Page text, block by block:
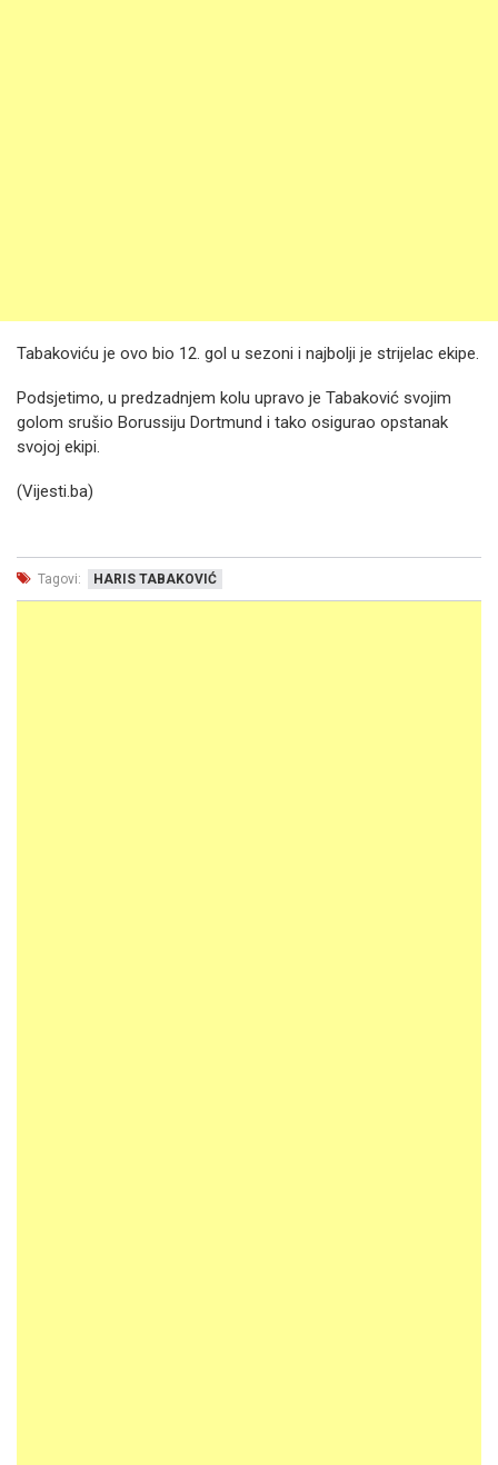
Tabakoviću je ovo bio 12. gol u sezoni i najbolji je strijelac ekipe.
Podsjetimo, u predzadnjem kolu upravo je Tabaković svojim
golom srušio Borussiju Dortmund i tako osigurao opstanak
svojoj ekipi.
(Vijesti.ba)
Tagovi: HARIS TABAKOVIĆ